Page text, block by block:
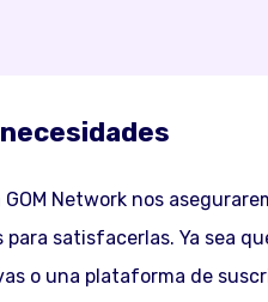
Network nos
satisfacerlas. Ya sea
o una plataforma de